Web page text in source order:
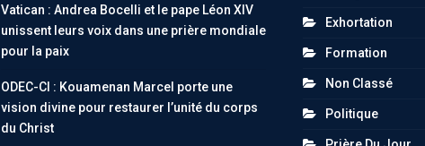
Vatican : Andrea Bocelli et le pape Léon XIV
unissent leurs voix dans une prière mondiale
pour la paix
ODEC-CI : Kouamenan Marcel porte une
vision divine pour restaurer l’unité du corps
du Christ
Exhortation
Formation
Non Classé
Politique